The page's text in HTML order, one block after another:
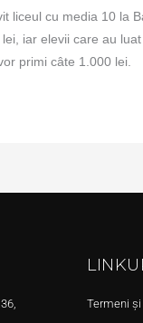
liceul cu media 10 la
iar elevii care au
primi câte 1.000 lei.
Termeni